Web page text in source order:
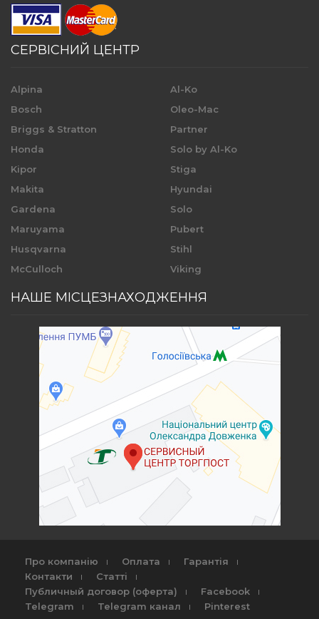
СЕРВІСНИЙ ЦЕНТР
Alpina
Bosch
Briggs & Stratton
Honda
Kipor
Makita
Gardena
Maruyama
Husqvarna
McCulloch
Al-Ko
Oleo-Mac
Partner
Solo by Al-Ko
Stiga
Hyundai
Solo
Pubert
Stihl
Viking
НАШЕ МІСЦЕЗНАХОДЖЕННЯ
Про компанію Оплата
Гарантія
Контакти
Статті
Публичный договор (оферта)
Facebook
Telegram
Telegram канал Pinterest